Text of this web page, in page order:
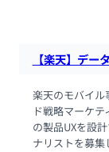
【楽天】デー
楽天のモバイル
ド戦略マーケ
の製品UXを設
ナリストを募集